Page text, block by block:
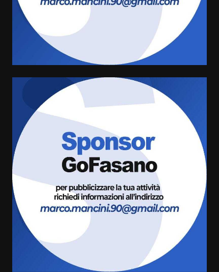
La magia del Minareto e la prima
assoluta de “L’Albergo
Belvedere. Il rapimento”
Serie D, l’Us Fasano è escluso
dal campionato
5 Agosto 2026 17:30
Truffatori in azione nelle
frazioni fasanesi
5 Agosto 2026 11:03
Residenti di Savelletri scrivono
al Prefetto: “Noi cittadini di
serie B”
5 Agosto 2026 06:15
Carta d’identità: continua il piano
di aperture straordinarie del